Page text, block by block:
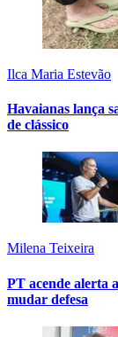
Ilca Maria Estevão
Havaianas lança
de clássico
Milena Teixeira
PT acende alerta
mudar defesa